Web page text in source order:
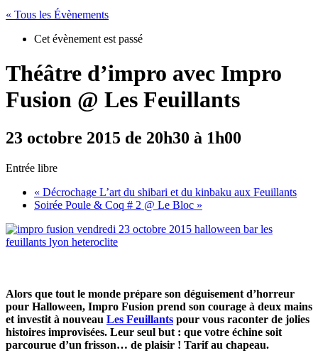
« Tous les Évènements
Cet évènement est passé
Théâtre d’impro avec Impro
Fusion @ Les Feuillants
23 octobre 2015 de 20h30 à 1h00
Entrée libre
« Décrochage L’art du shibari et du kinbaku aux Feuillants
Soirée Poule & Coq # 2 @ Le Bloc »
Alors que tout le monde prépare son déguisement d’horreur
pour Halloween, Impro Fusion prend son courage à deux mains
et investit à nouveau Les Feuillants pour vous raconter de jolies
histoires improvisées. Leur seul but : que votre échine soit
parcourue d’un frisson… de plaisir ! Tarif au chapeau.